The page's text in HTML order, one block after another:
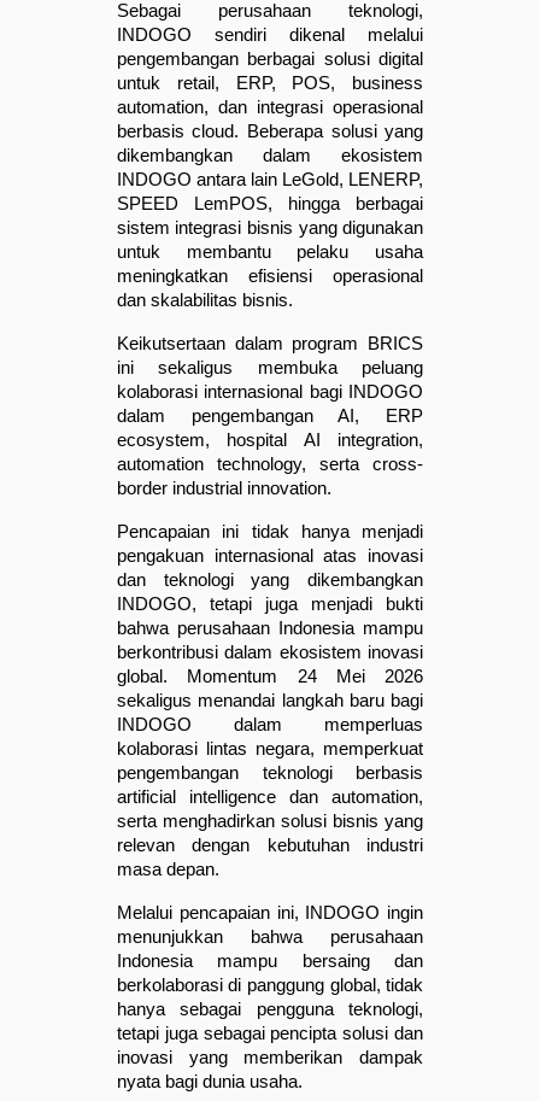
Sebagai perusahaan teknologi,
INDOGO sendiri dikenal melalui
pengembangan berbagai solusi digital
untuk retail, ERP, POS, business
automation, dan integrasi operasional
berbasis cloud. Beberapa solusi yang
dikembangkan dalam ekosistem
INDOGO antara lain LeGold, LENERP,
SPEED LemPOS, hingga berbagai
sistem integrasi bisnis yang digunakan
untuk membantu pelaku usaha
meningkatkan efisiensi operasional
dan skalabilitas bisnis.
Keikutsertaan dalam program BRICS
ini sekaligus membuka peluang
kolaborasi internasional bagi INDOGO
dalam pengembangan AI, ERP
ecosystem, hospital AI integration,
automation technology, serta cross-
border industrial innovation.
Pencapaian ini tidak hanya menjadi
pengakuan internasional atas inovasi
dan teknologi yang dikembangkan
INDOGO, tetapi juga menjadi bukti
bahwa perusahaan Indonesia mampu
berkontribusi dalam ekosistem inovasi
global. Momentum 24 Mei 2026
sekaligus menandai langkah baru bagi
INDOGO dalam memperluas
kolaborasi lintas negara, memperkuat
pengembangan teknologi berbasis
artificial intelligence dan automation,
serta menghadirkan solusi bisnis yang
relevan dengan kebutuhan industri
masa depan.
Melalui pencapaian ini, INDOGO ingin
menunjukkan bahwa perusahaan
Indonesia mampu bersaing dan
berkolaborasi di panggung global, tidak
hanya sebagai pengguna teknologi,
tetapi juga sebagai pencipta solusi dan
inovasi yang memberikan dampak
nyata bagi dunia usaha.